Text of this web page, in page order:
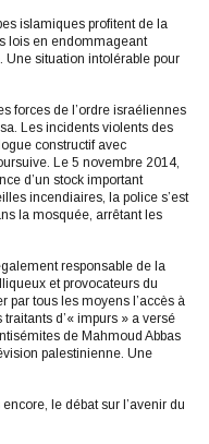
islamiques profitent de la
lois en endommageant
Une situation intolérable pour
forces de l’ordre israéliennes
Les incidents violents des
constructif avec
Le 5 novembre 2014,
d’un stock important
incendiaires, la police s’est
la mosquée, arrêtant les
responsable de la
et provocateurs du
par tous les moyens l’accès à
d’« impurs » a versé
de Mahmoud Abbas
palestinienne. Une
le débat sur l’avenir du